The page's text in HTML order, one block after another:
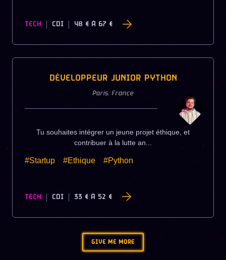
TECH CDI 48 € À 67 €
DÉVELOPPEUR JUNIOR PYTHON
Paris, France
Tu souhaites intégrer un jeune projet éthique, et
contribuer à la lutte an...
#Startup #Ethique #Python
TECH CDI 33 € À 52 €
GIVE ME MORE